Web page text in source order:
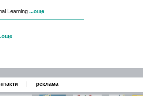
Learning ...още
реклама